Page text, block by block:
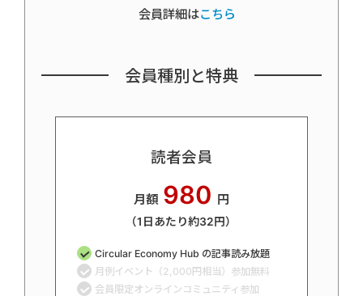
会員詳細はこちら
会員種別と特典
読者会員
月額 980 円
（1日あたり約32円）
Circular Economy Hub の記事読み放題
月例イベント（2,000円相当）参加無料
会員限定オンラインコミュニティ参加